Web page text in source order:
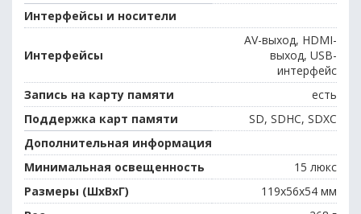
Интерфейсы и носители
Интерфейсы
AV-выход, HDMI-
выход, USB-
интерфейс
Запись на карту памяти
есть
Поддержка карт памяти
SD, SDHC, SDXC
Дополнительная информация
Минимальная освещенность
15 люкс
Размеры (ШхВхГ)
119x56x54 мм